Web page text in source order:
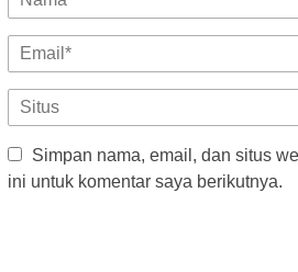
Simpan nama, email, dan situs
ini untuk komentar saya berikutnya.